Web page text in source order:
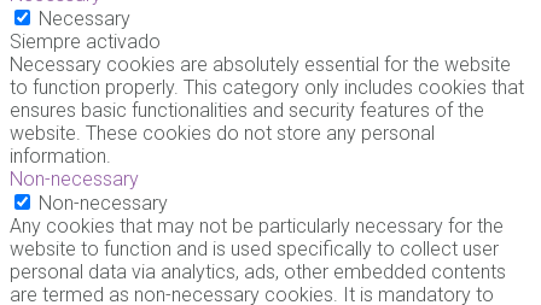
Necessary
Siempre activado
Necessary cookies are absolutely essential for the website
to function properly. This category only includes cookies that
ensures basic functionalities and security features of the
website. These cookies do not store any personal
information.
Non-necessary
Non-necessary
Any cookies that may not be particularly necessary for the
website to function and is used specifically to collect user
personal data via analytics, ads, other embedded contents
are termed as non-necessary cookies. It is mandatory to